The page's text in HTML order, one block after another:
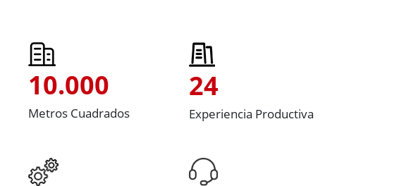
10.000
Metros Cuadrados
24
Experiencia Productiva